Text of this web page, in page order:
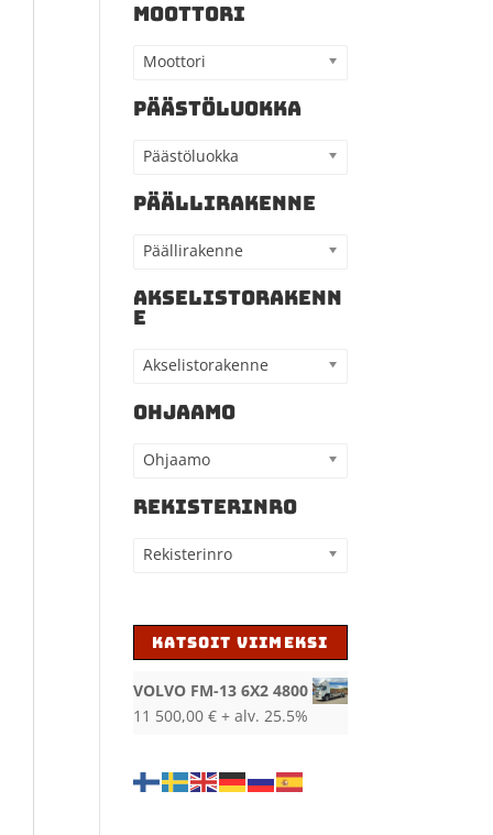
MOOTTORI
Moottori
PÄÄSTÖLUOKKA
Päästöluokka
PÄÄLLIRAKENNE
Päällirakenne
AKSELISTORAKENN
E
Akselistorakenne
OHJAAMO
Ohjaamo
REKISTERINRO
Rekisterinro
KATSOIT VIIMEKSI
VOLVO FM-13 6X2 4800
11 500,00 € + alv. 25.5%